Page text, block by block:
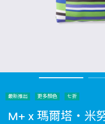
最新推出 更多顏色 七折
M+ x 瑪爾塔・米